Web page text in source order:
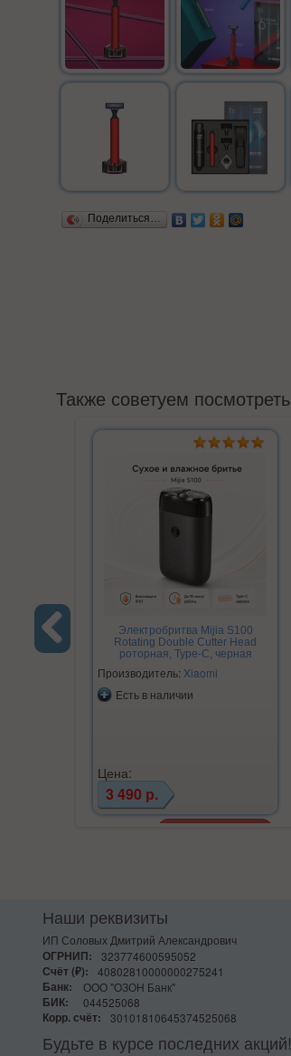
Поделиться…
Также советуем посмотреть
Электробритва Mijia S100
Rotating Double Cutter Head
роторная, Type-C, черная
Производитель: Xiaomi
Есть в наличии
Цена:
3 490 р.
Наши реквизиты
ИП Соловых Дмитрий Александрович
ОГРНИП:
323774600595052
Счёт (₽):
40802810000000275241
Банк:
ООО "ОЗОН Банк"
БИК:
044525068
Корр. счёт:
30101810645374525068
Будьте в курсе последних акций!